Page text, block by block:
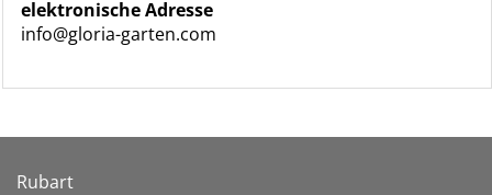
elektronische Adresse
info@gloria-garten.com
Rubart